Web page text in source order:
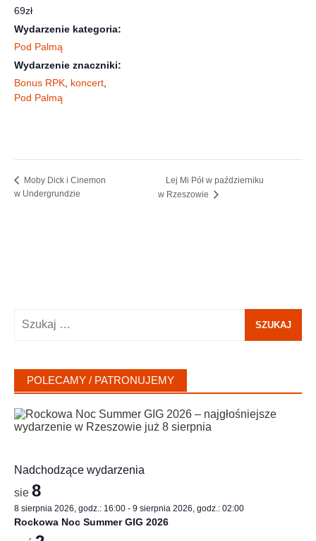
69zł
Wydarzenie kategoria:
Pod Palmą
Wydarzenie znaczniki:
Bonus RPK koncert
Pod Palmą
Moby Dick i Cinemon
w Undergrundzie
Lej Mi Pół w październiku
w Rzeszowie
POLECAMY / PATRONUJEMY
Nadchodzące wydarzenia
sie 8
8 sierpnia 2026, godz.: 16:00 - 9 sierpnia 2026, godz.: 02:00
Rockowa Noc Summer GIG 2026